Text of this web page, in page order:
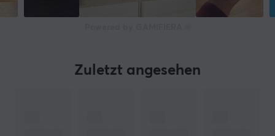
Zuletzt angesehen